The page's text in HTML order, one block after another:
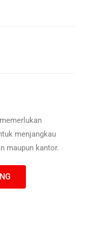
menjangkau
maupun kantor.